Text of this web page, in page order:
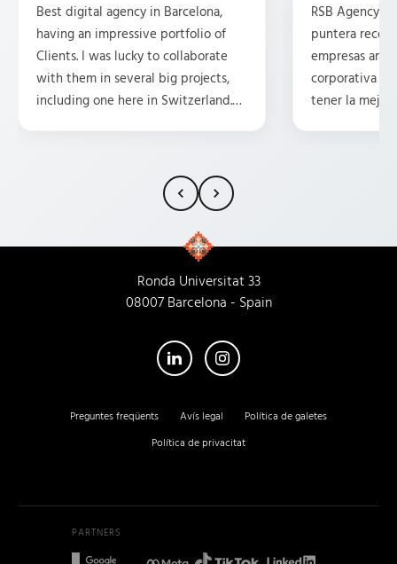
Best digital agency in Barcelona,
having an impressive portfolio of
Clients. I was lucky to collaborate
with them in several big projects,
including one here in Switzerland.
RSB Agency
puntera
empresas
corporativa y
tener la mejor
Ronda Universitat 33
08007 Barcelona - Spain
Preguntes freqüents Avís legal
Política de galetes
Política de privacitat
PARTNERS